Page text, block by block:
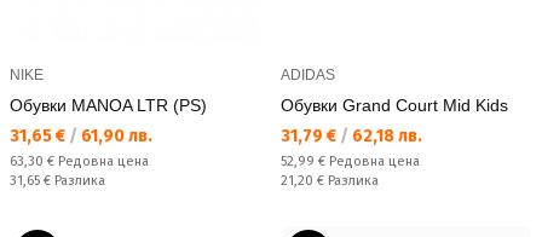
NIKE
Обувки MANOA LTR (PS)
Текуща цена:
31,65 € / 61,90 лв.
Редовна цена:
63,30 € Редовна цена
Спестявате:
31,65 € Разлика
ADIDAS
Обувки Grand Court Mid Kids
Текуща цена:
31,79 € / 62,18 лв.
Редовна цена:
52,99 € Редовна цена
Спестявате:
21,20 € Разлика